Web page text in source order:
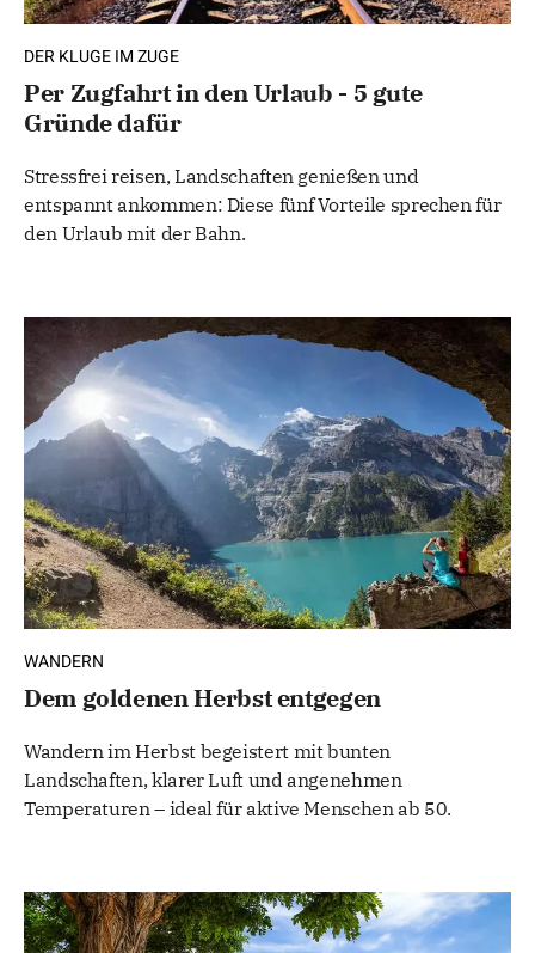
DER KLUGE IM ZUGE
Per Zugfahrt in den Urlaub - 5 gute
Gründe dafür
Stressfrei reisen, Landschaften genießen und
entspannt ankommen: Diese fünf Vorteile sprechen für
den Urlaub mit der Bahn.
WANDERN
Dem goldenen Herbst entgegen
Wandern im Herbst begeistert mit bunten
Landschaften, klarer Luft und angenehmen
Temperaturen – ideal für aktive Menschen ab 50.